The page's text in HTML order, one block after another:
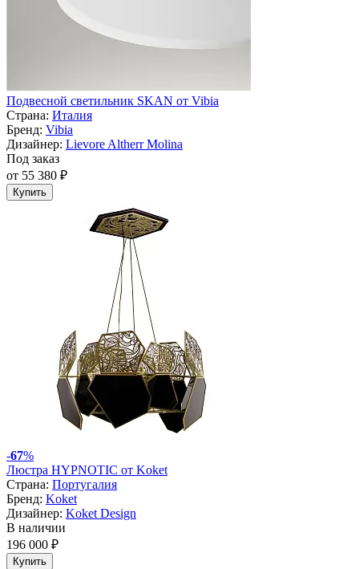
Подвесной светильник SKAN от Vibia
Страна: Италия
Бренд: Vibia
Дизайнер: Lievore Altherr Molina
Под заказ
от 55 380 ₽
Купить
-67%
Люстра HYPNOTIC от Koket
Страна: Португалия
Бренд: Koket
Дизайнер: Koket Design
В наличии
196 000 ₽
Купить